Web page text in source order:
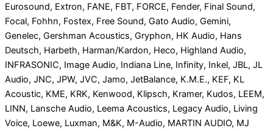
Eurosound, Extron, FANE, FBT, FORCE, Fender, Final Sound,
Focal, Fohhn, Fostex, Free Sound, Gato Audio, Gemini,
Genelec, Gershman Acoustics, Gryphon, HK Audio, Hans
Deutsch, Harbeth, Harman/Kardon, Heco, Highland Audio,
INFRASONIC, Image Audio, Indiana Line, Infinity, Inkel, JBL, JL
Audio, JNC, JPW, JVC, Jamo, JetBalance, K.M.E., KEF, KL
Acoustic, KME, KRK, Kenwood, Klipsch, Kramer, Kudos, LEEM,
LINN, Lansche Audio, Leema Acoustics, Legacy Audio, Living
Voice, Loewe, Luxman, M&K, M-Audio, MARTIN AUDIO, MJ